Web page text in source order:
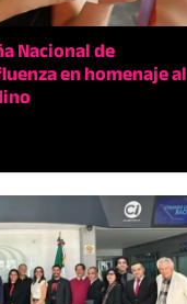
Nacional de
en homenaje al